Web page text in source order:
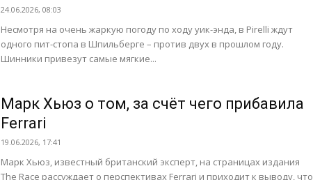
24.06.2026, 08:03
Несмотря на очень жаркую погоду по ходу уик-энда, в Pirelli ждут
одного пит-стопа в Шпильберге – против двух в прошлом году.
Шинники привезут самые мягкие...
Марк Хьюз о том, за счёт чего прибавила
Ferrari
19.06.2026, 17:41
Марк Хьюз, известный британский эксперт, на страницах издания
The Race рассуждает о перспективах Ferrari и приходит к выводу, что